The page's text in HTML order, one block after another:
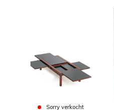
Sorry verkocht